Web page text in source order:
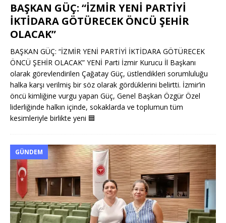
BAŞKAN GÜÇ: “İZMİR YENİ PARTİYİ
İKTİDARA GÖTÜRECEK ÖNCÜ ŞEHİR
OLACAK”
BAŞKAN GÜÇ: “İZMİR YENİ PARTİYİ İKTİDARA GÖTÜRECEK
ÖNCÜ ŞEHİR OLACAK” YENİ Parti İzmir Kurucu İl Başkanı
olarak görevlendirilen Çağatay Güç, üstlendikleri sorumluluğu
halka karşı verilmiş bir söz olarak gördüklerini belirtti. İzmir’in
öncü kimliğine vurgu yapan Güç, Genel Başkan Özgür Özel
liderliğinde halkın içinde, sokaklarda ve toplumun tüm
kesimleriyle birlikte yeni 🟦
GÜNDEM